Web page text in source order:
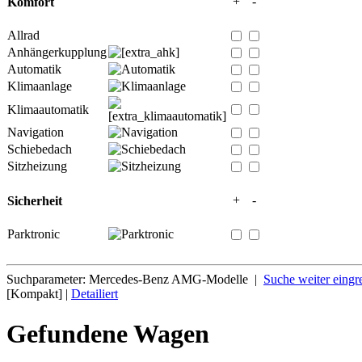
Allrad
Anhängerkupplung
Automatik
Klimaanlage
Klimaautomatik
Navigation
Schiebedach
Sitzheizung
Sicherheit + -
Parktronic
Suchparameter: Mercedes-Benz AMG-Modelle | Suche weiter
[Kompakt] | Detailiert
Gefundene Wagen